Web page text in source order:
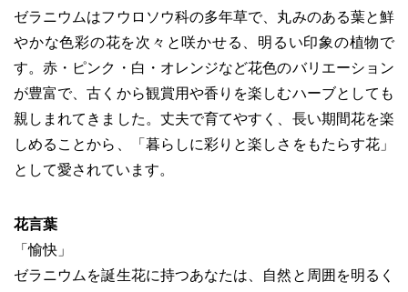
ゼラニウムはフウロソウ科の多年草で、丸みのある葉と鮮
やかな色彩の花を次々と咲かせる、明るい印象の植物で
す。赤・ピンク・白・オレンジなど花色のバリエーション
が豊富で、古くから観賞用や香りを楽しむハーブとしても
親しまれてきました。丈夫で育てやすく、長い期間花を楽
しめることから、「暮らしに彩りと楽しさをもたらす花」
として愛されています。
花言葉
「愉快」
ゼラニウムを誕生花に持つあなたは、自然と周囲を明るく